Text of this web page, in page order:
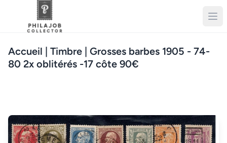
Accueil | Timbre | Grosses barbes 1905 - 74-
80 2x oblitérés -17 côte 90€